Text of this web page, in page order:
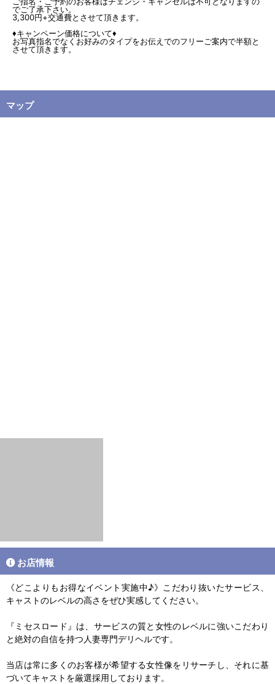
でご了承下さい。
3,300円+交通費とさせて頂きます。
♦キャンペーン価格について♦
お写真指名でなくお好みのタイプをお伝えでのフリーご案内で半額と
させて頂きます。
マップ
お店情報
《どこよりもお得なイベント実施中♪》こだわり抜いたサービス、
キャストのレベルの高さをぜひ実感してください。
『ミセスロード』は、サービスの質と女性のレベルに強いこだわり
と絶対の自信を持つ人妻専門デリヘルです。
当店は常に多くのお客様が希望する女性像をリサーチし、それに基
づいてキャストを厳選採用しております。